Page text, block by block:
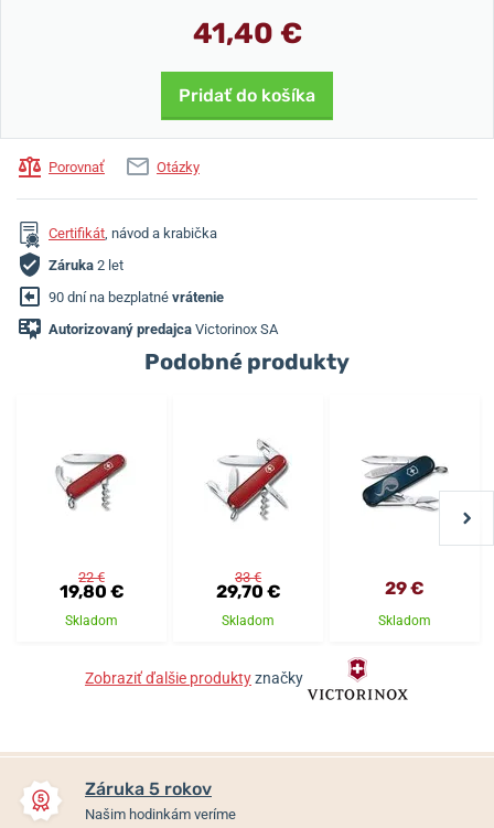
41,40 €
Pridať do košíka
Porovnať Otázky
Certifikát, návod a krabička
Záruka 2 let
90 dní na bezplatné vrátenie
Autorizovaný predajca Victorinox SA
Podobné produkty
22 €
19,80 €
Skladom
33 €
29,70 €
Skladom
29 €
Skladom
Zobraziť ďalšie produktyznačky
Záruka 5 rokov
Našim hodinkám veríme